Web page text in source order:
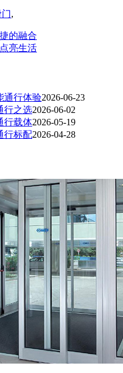
,
的融合
亮生活
通行体验2026-06-23
行之选2026-06-02
行载体2026-05-19
行标配2026-04-28